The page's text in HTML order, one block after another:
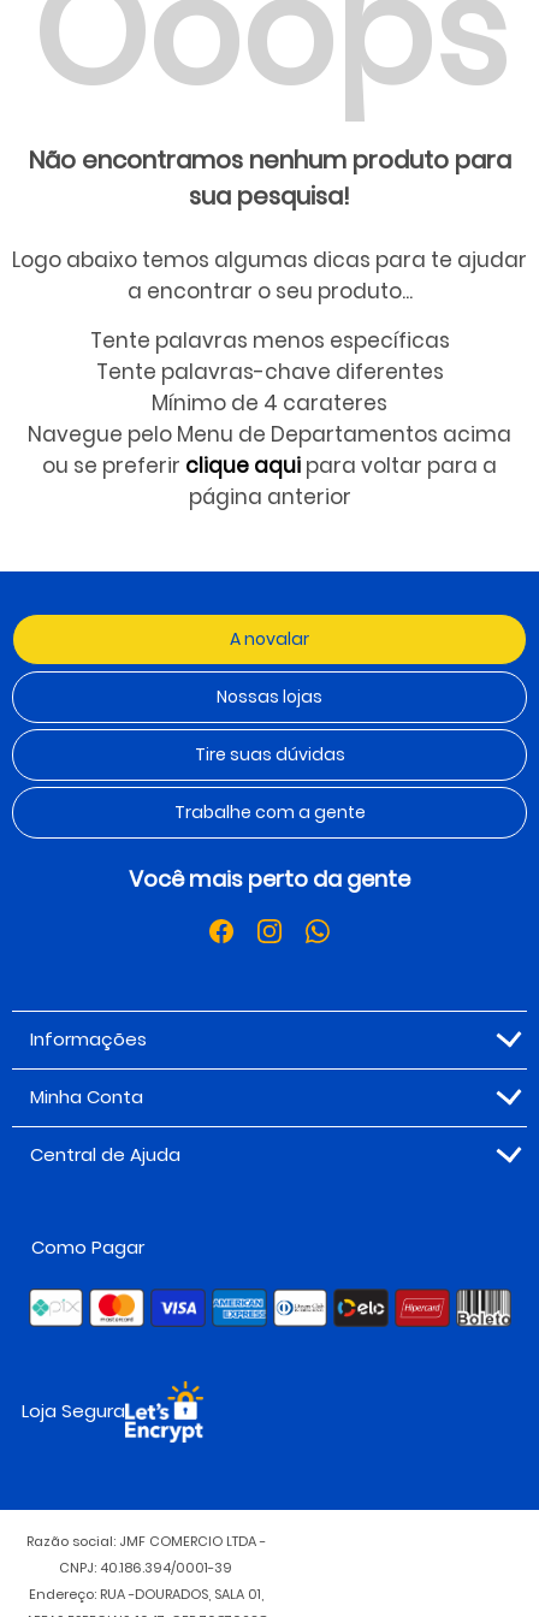
Não encontramos nenhum produto para
sua pesquisa!
Logo abaixo temos algumas dicas para te ajudar
a encontrar o seu produto...
Tente palavras menos específicas
Tente palavras-chave diferentes
Mínimo de 4 carateres
Navegue pelo Menu de Departamentos acima
ou se preferir clique aqui para voltar para a
página anterior
A novalar
Nossas lojas
Tire suas dúvidas
Trabalhe com a gente
Você mais perto da gente
Informações
Minha Conta
Central de Ajuda
Como Pagar
Loja Segura
Razão social: JMF COMERCIO LTDA -
CNPJ: 40.186.394/0001-39
Endereço: RUA -DOURADOS, SALA 01,